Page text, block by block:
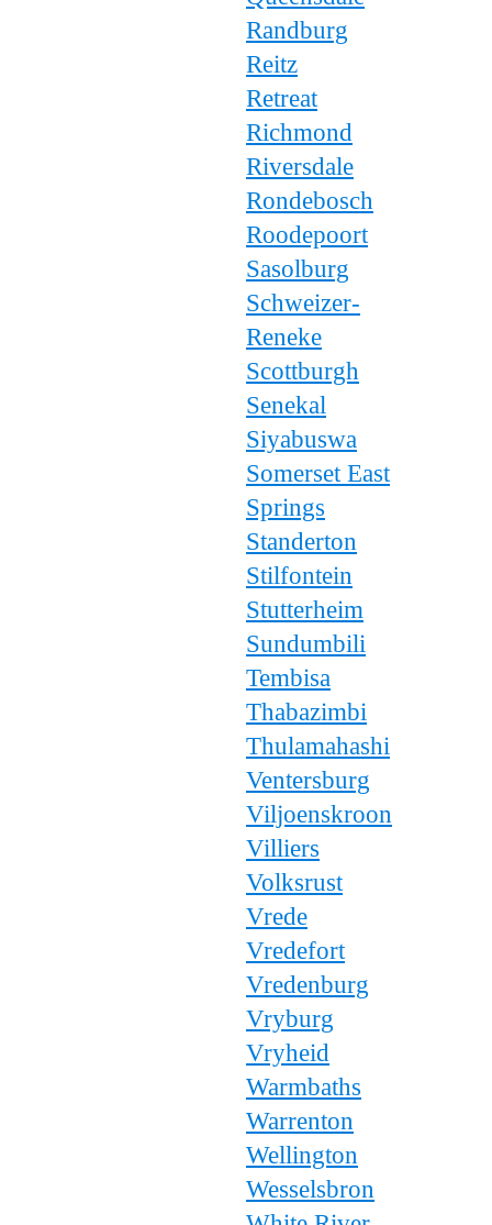
Randburg
Reitz
Retreat
Richmond
Riversdale
Rondebosch
Roodepoort
Sasolburg
Schweizer-
Reneke
Scottburgh
Senekal
Siyabuswa
Somerset East
Springs
Standerton
Stilfontein
Stutterheim
Sundumbili
Tembisa
Thabazimbi
Thulamahashi
Ventersburg
Viljoenskroon
Villiers
Volksrust
Vrede
Vredefort
Vredenburg
Vryburg
Vryheid
Warmbaths
Warrenton
Wellington
Wesselsbron